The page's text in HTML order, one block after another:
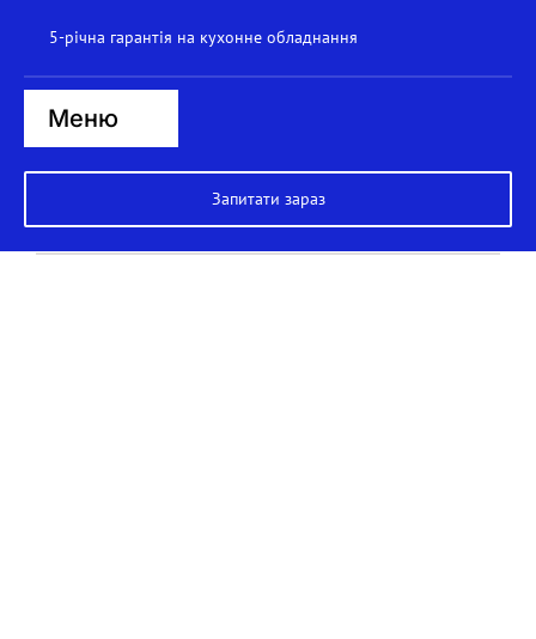
вмісту
5-річна гарантія на кухонне обладнання
Меню
Пароварки
Запитати зараз